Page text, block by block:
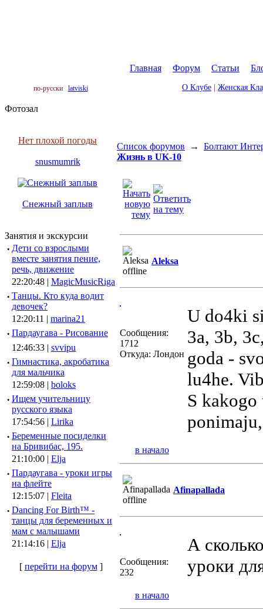
Главная Форум Статьи
по-русски latviski О Клубе Женская
Фотозал
Нет плохой погоды
snusmumrik
Снежный заплыв
Занятия и экскурсии
· Дети со взрослыми
вместе занятия пение,
речь, движение
22:20:48 | MagicMusicRiga
· Танцы. Кто куда водит
девочек?
12:20:11 | marina21
· Пардаугава - Рисование
12:46:33 | svvipu
· Гимнастика, акробатика
для мальчика
12:59:08 | boloks
· Ищем учительницу
русского языка
17:54:56 | Lirika
· Беременные посиделки
на Бривибас, 195.
21:10:00 | Elja
· Пардаугава - уроки игры
на флейте
12:15:07 | Fleita
· Dancing For Birth™ -
танцы для беременных и
мам с малышами
21:14:16 | Elja
[ перейти на форум]
Список форумов → Болтают
Жизнь в UK-10
Aleksa
Сообщения:
1712
Откуда: Лондон
U do4ki
3a, 3b,
goda -
lu4he.
S
в начало
Afinapallada
Сообщения:
232
А
уроки
в начало